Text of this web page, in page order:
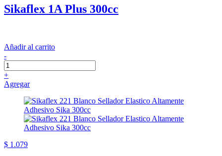
Sikaflex 1A Plus 300cc
Añadir al carrito
-
+
Agregar
$ 1.079